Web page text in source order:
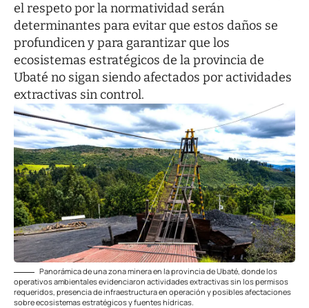
el respeto por la normatividad serán
determinantes para evitar que estos daños se
profundicen y para garantizar que los
ecosistemas estratégicos de la provincia de
Ubaté no sigan siendo afectados por actividades
extractivas sin control.
Panorámica de una zona minera en la provincia de Ubaté, donde los
operativos ambientales evidenciaron actividades extractivas sin los permisos
requeridos, presencia de infraestructura en operación y posibles afectaciones
sobre ecosistemas estratégicos y fuentes hídricas.